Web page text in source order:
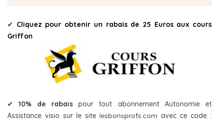
✔ Cliquez pour obtenir un rabais de 25 Euros aux cours
Griffon
✔10% de rabaispour tout abonnement Autonomie et
Assistance visio sur le site lesbonsprofs.com avec ce code :